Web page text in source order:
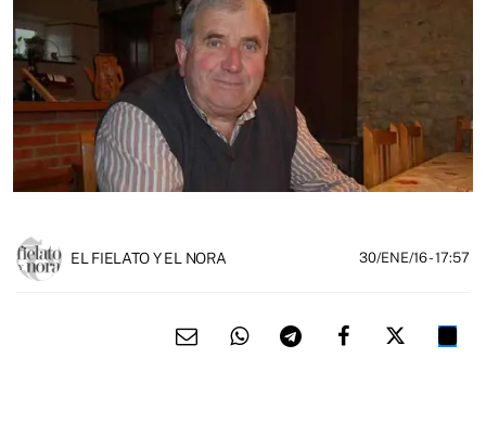
EL FIELATO Y EL NORA 30/ENE/16- 17:57